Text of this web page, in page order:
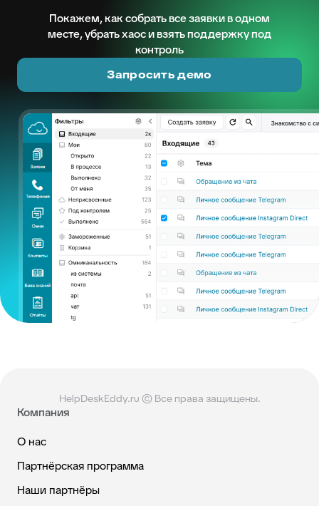
Покажем, как собрать все заявки в одном
месте, убрать хаос и взять поддержку под
контроль
Запросить демо
HelpDeskEddy.ru © Все права защищены.
Компания
О нас
Партнёрская программа
Наши партнёры